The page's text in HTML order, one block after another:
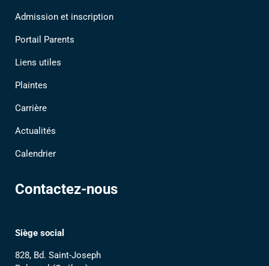
Admission et inscription
Portail Parents
Liens utiles
Plaintes
Carrière
Actualités
Calendrier
Contactez-nous
Siège social
828, Bd. Saint-Joseph